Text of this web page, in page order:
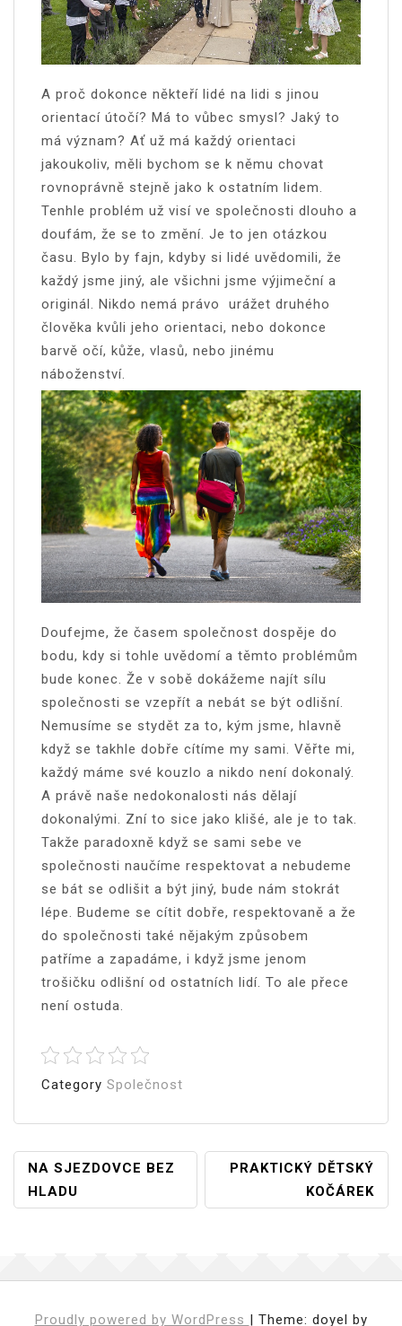
A proč dokonce někteří lidé na lidi s jinou
orientací útočí? Má to vůbec smysl? Jaký to
má význam? Ať už má každý orientaci
jakoukoliv, měli bychom se k němu chovat
rovnoprávně stejně jako k ostatním lidem.
Tenhle problém už visí ve společnosti dlouho a
doufám, že se to změní. Je to jen otázkou
času. Bylo by fajn, kdyby si lidé uvědomili, že
každý jsme jiný, ale všichni jsme výjimeční a
originál. Nikdo nemá právo urážet druhého
člověka kvůli jeho orientaci, nebo dokonce
barvě očí, kůže, vlasů, nebo jinému
náboženství.
Doufejme, že časem společnost dospěje do
bodu, kdy si tohle uvědomí a těmto problémům
bude konec. Že v sobě dokážeme najít sílu
společnosti se vzepřít a nebát se být odlišní.
Nemusíme se stydět za to, kým jsme, hlavně
když se takhle dobře cítíme my sami. Věřte mi,
každý máme své kouzlo a nikdo není dokonalý.
A právě naše nedokonalosti nás dělají
dokonalými. Zní to sice jako klišé, ale je to tak.
Takže paradoxně když se sami sebe ve
společnosti naučíme respektovat a nebudeme
se bát se odlišit a být jiný, bude nám stokrát
lépe. Budeme se cítit dobře, respektovaně a že
do společnosti také nějakým způsobem
patříme a zapadáme, i když jsme jenom
trošičku odlišní od ostatních lidí. To ale přece
není ostuda.
Category Společnost
Navigace
Pro
NA SJEZDOVCE BEZ
HLADU
PRAKTICKÝ DĚTSKÝ
KOČÁREK
Proudly powered by WordPress | Theme: doyel by